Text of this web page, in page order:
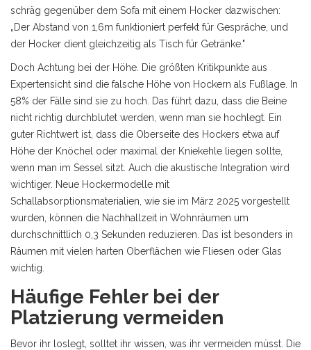
schräg gegenüber dem Sofa mit einem Hocker dazwischen:
„Der Abstand von 1,6m funktioniert perfekt für Gespräche, und
der Hocker dient gleichzeitig als Tisch für Getränke."
Doch Achtung bei der Höhe. Die größten Kritikpunkte aus
Expertensicht sind die falsche Höhe von Hockern als Fußlage. In
58% der Fälle sind sie zu hoch. Das führt dazu, dass die Beine
nicht richtig durchblutet werden, wenn man sie hochlegt. Ein
guter Richtwert ist, dass die Oberseite des Hockers etwa auf
Höhe der Knöchel oder maximal der Kniekehle liegen sollte,
wenn man im Sessel sitzt. Auch die akustische Integration wird
wichtiger. Neue Hockermodelle mit
Schallabsorptionsmaterialien, wie sie im März 2025 vorgestellt
wurden, können die Nachhallzeit in Wohnräumen um
durchschnittlich 0,3 Sekunden reduzieren. Das ist besonders in
Räumen mit vielen harten Oberflächen wie Fliesen oder Glas
wichtig.
Häufige Fehler bei der
Platzierung vermeiden
Bevor ihr loslegt, solltet ihr wissen, was ihr vermeiden müsst. Die